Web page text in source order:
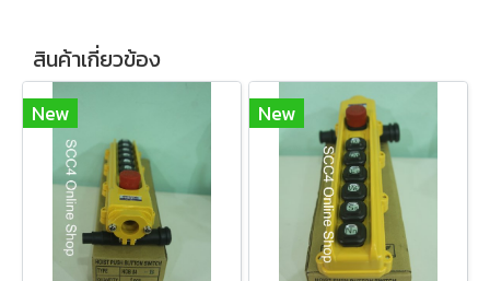
สินค้าเกี่ยวข้อง
New New